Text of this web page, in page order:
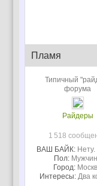
Пламя
Типичный
форума
Райдеры
1 518
ВАШ БАЙК:
Пол:
Город:
Интересы: Два